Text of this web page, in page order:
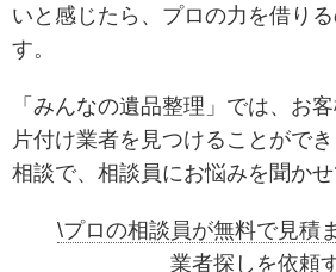
いと感じたら、プロの力を借り
す。
「みんなの遺品整理」では、お
片付け業者を見つけることがで
相談で、相談員にお悩みを聞かせ
\プロの相談員が無料で見積
業者探しを依頼